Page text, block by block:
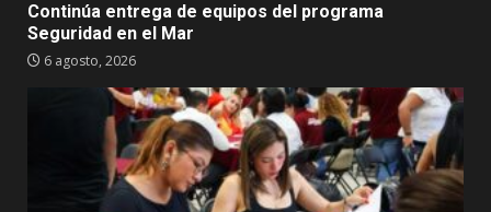
Continúa entrega de equipos del programa
Seguridad en el Mar
6 agosto, 2026